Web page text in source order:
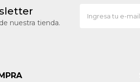
nuestra tienda.